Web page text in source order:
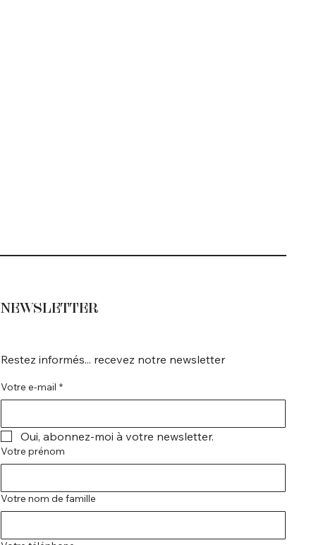
Restez informés... recevez notre newsletter
Votre e-mail *
Oui, abonnez-moi à votre newsletter.
Votre prénom
Votre nom de famille
NEWSLETTER